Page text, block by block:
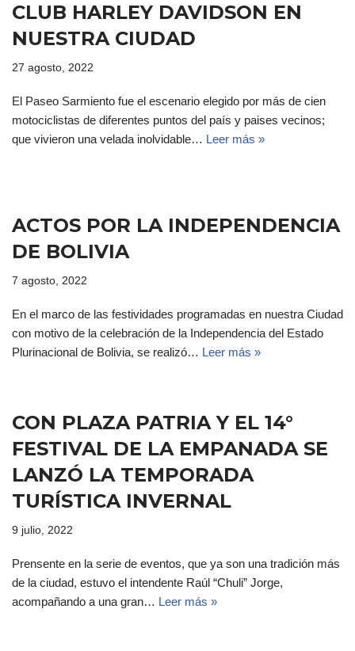
CLUB HARLEY DAVIDSON EN
NUESTRA CIUDAD
27 agosto, 2022
El Paseo Sarmiento fue el escenario elegido por más de cien
motociclistas de diferentes puntos del país y paises vecinos;
que vivieron una velada inolvidable… Leer más »
ACTOS POR LA INDEPENDENCIA
DE BOLIVIA
7 agosto, 2022
En el marco de las festividades programadas en nuestra Ciudad
con motivo de la celebración de la Independencia del Estado
Plurinacional de Bolivia, se realizó… Leer más »
CON PLAZA PATRIA Y EL 14°
FESTIVAL DE LA EMPANADA SE
LANZÓ LA TEMPORADA
TURÍSTICA INVERNAL
9 julio, 2022
Prensente en la serie de eventos, que ya son una tradición más
de la ciudad, estuvo el intendente Raúl “Chuli” Jorge,
acompañando a una gran… Leer más »